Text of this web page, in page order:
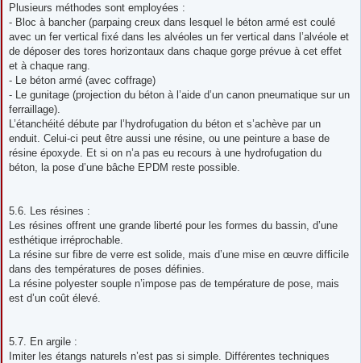
Plusieurs méthodes sont employées :
- Bloc à bancher (parpaing creux dans lesquel le béton armé est coulé
avec un fer vertical fixé dans les alvéoles un fer vertical dans l’alvéole et
de déposer des tores horizontaux dans chaque gorge prévue à cet effet
et à chaque rang.
- Le béton armé (avec coffrage)
- Le gunitage (projection du béton à l’aide d’un canon pneumatique sur un
ferraillage).
L’étanchéité débute par l’hydrofugation du béton et s’achève par un
enduit. Celui-ci peut être aussi une résine, ou une peinture a base de
résine époxyde. Et si on n’a pas eu recours à une hydrofugation du
béton, la pose d’une bâche EPDM reste possible.
5.6. Les résines :
Les résines offrent une grande liberté pour les formes du bassin, d’une
esthétique irréprochable.
La résine sur fibre de verre est solide, mais d’une mise en œuvre difficile
dans des températures de poses définies.
La résine polyester souple n’impose pas de température de pose, mais
est d’un coût élevé.
5.7. En argile :
Imiter les étangs naturels n’est pas si simple. Différentes techniques